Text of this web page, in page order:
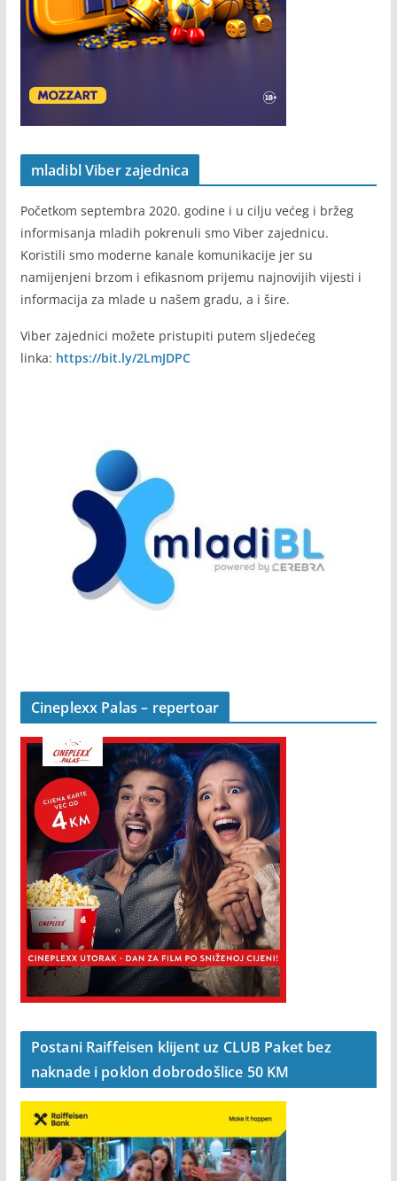
mladibl Viber zajednica
Početkom septembra 2020. godine i u cilju većeg i bržeg
informisanja mladih pokrenuli smo Viber zajednicu.
Koristili smo moderne kanale komunikacije jer su
namijenjeni brzom i efikasnom prijemu najnovijih vijesti i
informacija za mlade u našem gradu, a i šire.
Viber zajednici možete pristupiti putem sljedećeg
linka: https://bit.ly/2LmJDPC
Cineplexx Palas – repertoar
Postani Raiffeisen klijent uz CLUB Paket bez
naknade i poklon dobrodošlice 50 KM